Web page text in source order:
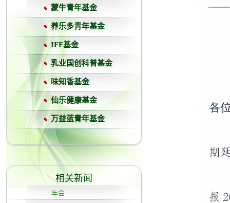
蒙牛青年基金
养乐多青年基金
IFF基金
乳业国创科普基金
味知香基金
仙乐健康基金
万益蓝青年基金
相关新闻
年会